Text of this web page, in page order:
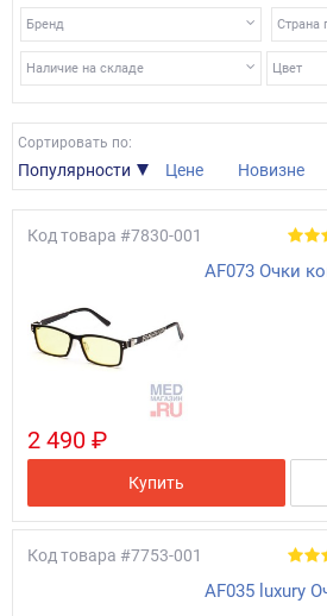
Бренд Страна
Наличие на складе Цвет
Сортировать по:
Популярности Цене Новизне
Код товара #7830-001
AF073 Очки
2 490 ₽
Купить
Код товара #7753-001
AF035 luxury